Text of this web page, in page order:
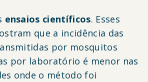
ensaios científicos. Esses
que a incidência das
por mosquitos
por laboratório é menor nas
onde o método foi